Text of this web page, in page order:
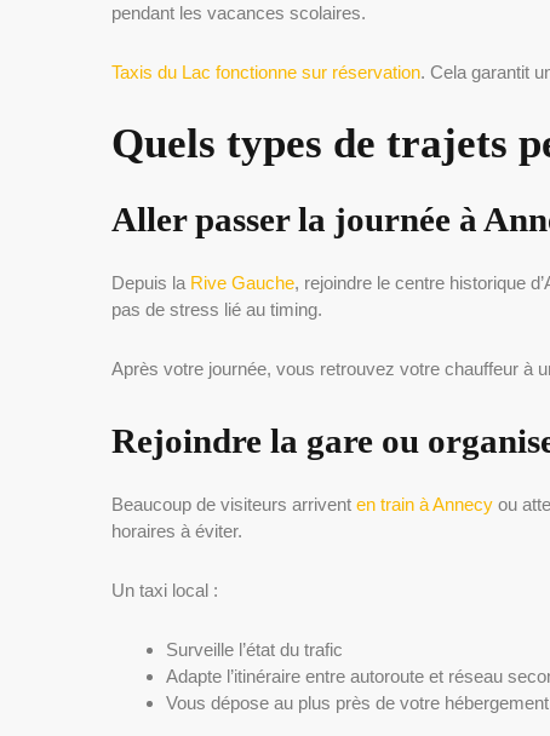
pendant les vacances scolaires.
Taxis du Lac fonctionne sur réservation. Cela garantit
Quels types de trajets
Aller passer la journée à
Depuis la Rive Gauche, rejoindre le centre historique
pas de stress lié au timing.
Après votre journée, vous retrouvez votre chauffeur à
Rejoindre la gare ou
Beaucoup de visiteurs arrivent en train à Annecy ou
horaires à éviter.
Un taxi local :
Surveille l’état du trafic
Adapte l’itinéraire entre autoroute et réseau
Vous dépose au plus près de votre hébergement